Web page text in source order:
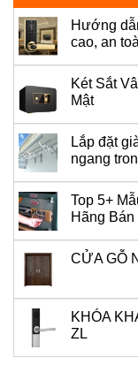
Hướng
cao, an
Két Sắt
Mật
Lắp đặt
ngang
Top 5+
Hãng Bán
CỬA GỖ
KHÓA
ZL